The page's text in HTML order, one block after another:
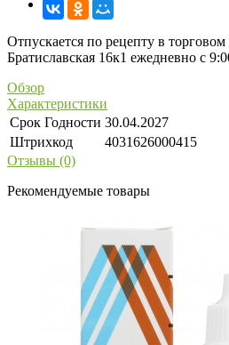
Отпускается по рецепту в
Братиславская 16к1 ежедневно с
Обзор
Характеристики
Срок Годности 30.04.2027
Штрихкод
4031626000415
Отзывы (0)
Рекомендуемые товары